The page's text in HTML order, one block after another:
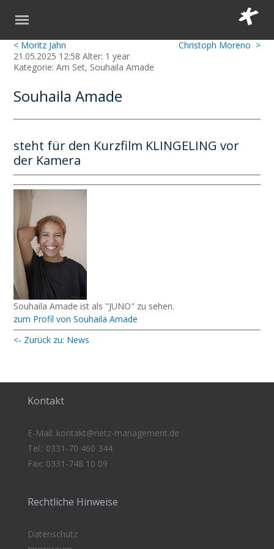
Christoph Moreno >
< Moritz Jahn
21.05.2025 12:58 Alter: 1 year
Kategorie: Am Set, Souhaila Amade
Souhaila Amade
steht für den Kurzfilm KLINGELING vor
der Kamera
Souhaila Amade ist als "JUNO" zu sehen.
zum Profil von Souhaila Amade
<- Zurück zu: News
Kontakt
E-Mail: kontakt@rietz-management.de
Tel.: 0331-70 460 344
Fax: 0331-748 10 09
Rechtliche Hinweise
Datenschutz